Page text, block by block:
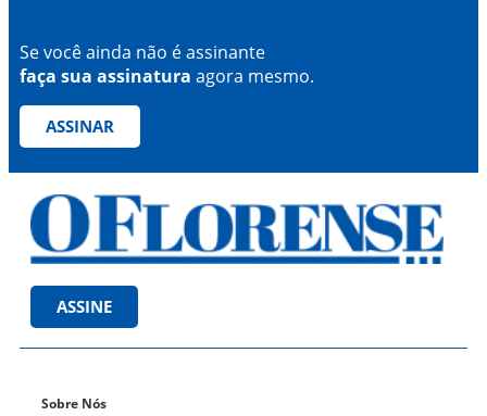
Se você ainda não é assinante
faça sua assinatura agora mesmo.
ASSINAR
ASSINE
Sobre Nós